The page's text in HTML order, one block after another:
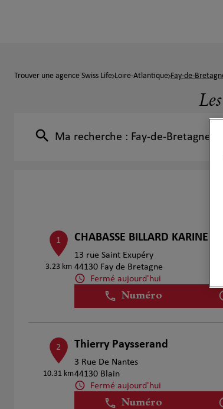
Trouver une agence Swiss Life Loire-Atlantique Fay-de-
Ma recherche : Fay-de-Bretagne
1
3.23 km
CHABASSE BILLARD KARINE
13 rue Saint Exupéry
44130 Fay de Bretagne
Fermé aujourd'hui
Numéro
2
10.31 km
Thierry Paysserand
3 Rue De Nantes
44130 Blain
Fermé aujourd'hui
Numéro